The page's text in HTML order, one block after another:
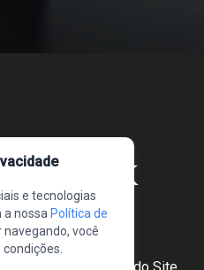
e tecnologias
a nossa Política de
navegando, você